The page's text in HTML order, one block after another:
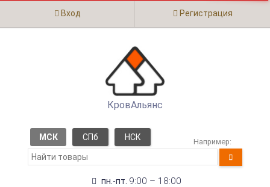
Вход Регистрация
КровАльянс
МСК СПб НСК Например:
пн.-пт. 9:00 – 18:00